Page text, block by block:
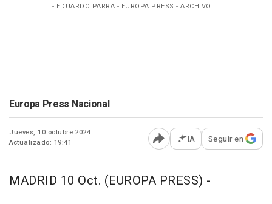
- EDUARDO PARRA - EUROPA PRESS - ARCHIVO
Europa Press Nacional
Jueves, 10 octubre 2024
Actualizado: 19:41
Abrir opciones para
IA Seguir en
MADRID 10 Oct. (EUROPA PRESS) -